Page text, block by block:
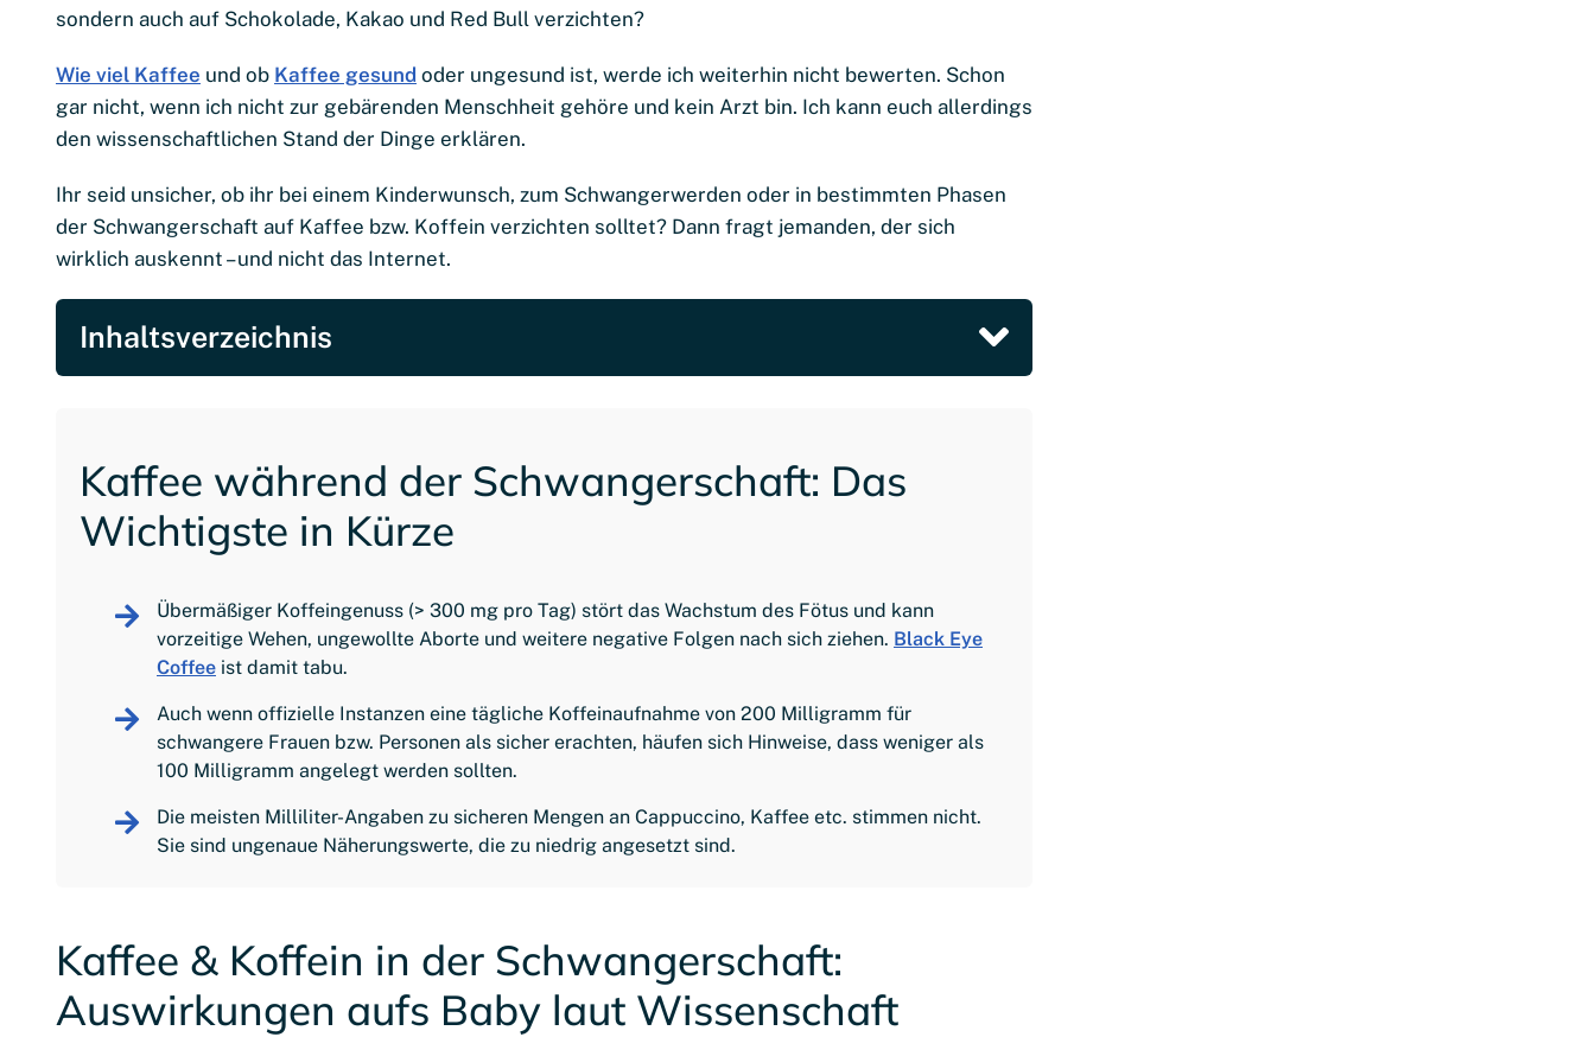
sondern auch auf Schokolade, Kakao und Red Bull verzichten?
Wie viel Kaffee und ob Kaffee gesund oder ungesund ist, werde ich weiterhin nicht bewerten. Schon
gar nicht, wenn ich nicht zur gebärenden Menschheit gehöre und kein Arzt bin. Ich kann euch allerdings
den wissenschaftlichen Stand der Dinge erklären.
Ihr seid unsicher, ob ihr bei einem Kinderwunsch, zum Schwangerwerden oder in bestimmten Phasen
der Schwangerschaft auf Kaffee bzw. Koffein verzichten solltet? Dann fragt jemanden, der sich
wirklich auskennt – und nicht das Internet.
Inhaltsverzeichnis
Kaffee während der Schwangerschaft: Das
Wichtigste in Kürze
Übermäßiger Koffeingenuss (> 300 mg pro Tag) stört das Wachstum des Fötus und kann
vorzeitige Wehen, ungewollte Aborte und weitere negative Folgen nach sich ziehen. Black Eye
Coffee ist damit tabu.
Auch wenn offizielle Instanzen eine tägliche Koffeinaufnahme von 200 Milligramm für
schwangere Frauen bzw. Personen als sicher erachten, häufen sich Hinweise, dass weniger als
100 Milligramm angelegt werden sollten.
Die meisten Milliliter-Angaben zu sicheren Mengen an Cappuccino, Kaffee etc. stimmen nicht.
Sie sind ungenaue Näherungswerte, die zu niedrig angesetzt sind.
Kaffee & Koffein in der Schwangerschaft:
Auswirkungen aufs Baby laut Wissenschaft